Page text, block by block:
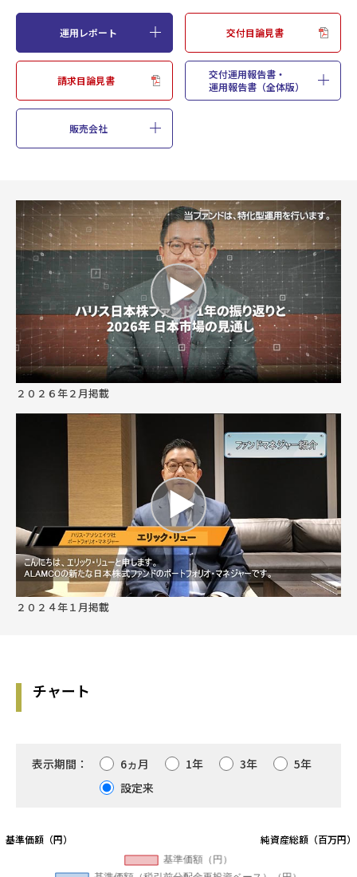
設定来分配金累計（円
・2024年1月16日設定）
分配金（円）
基準価額：分配落（円）
第2期 2026/01/09
第1期 2025/01/09
11,070
運用レポート 交付目論見書
請求目論見書
交付運用報告書・
運用報告書（全体版）
販売会社
２０２６年２月掲載
２０２４年１月掲載
チャート
表示期間： 6ヵ月 1年 3年
5年
設定来